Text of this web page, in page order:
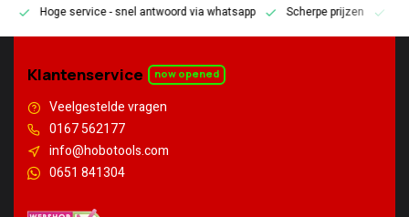
Hoge service- snel antwoord via whatsapp Scherpe prijzen
Klantenservice now opened
Veelgestelde vragen
0167 562177
info@hobotools.com
0651 841304